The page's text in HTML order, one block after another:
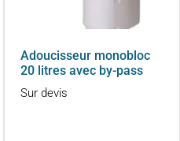
Adoucisseur monobloc
20 litres avec by-pass
Sur devis